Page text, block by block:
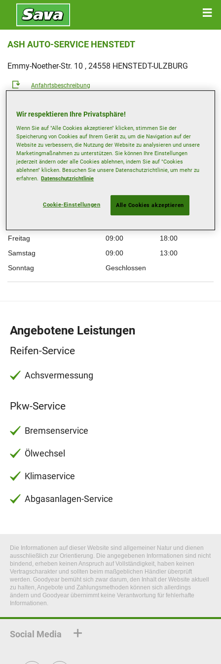
ASH AUTO-SERVICE HENSTEDT
Emmy-Noether-Str. 10 , 24558 HENSTEDT-ULZBURG
Anfahrtsbeschreibung
Telefonnummer anzeigen
info@auto-service-henstedt.de
Besuchen Sie die Website des Händlers
Öffnungszeiten
Montag
09:00
18:00
09:00
18:00
Freitag
09:00
18:00
Samstag
09:00
13:00
Sonntag
Geschlossen
Angebotene Leistungen
Reifen-Service
Achsvermessung
Pkw-Service
Bremsenservice
Ölwechsel
Klimaservice
Abgasanlagen-Service
Die Informationen auf dieser Website sind allgemeiner Natur und dienen
ausschließlich zur Orientierung. Die angegebenen Informationen sind nicht
bindend, erheben keinen Anspruch auf Vollständigkeit, haben keinen
Vertragscharakter und sollten beim maßgeblichen Händler überprüft
werden. Goodyear bemüht sich zwar darum, den Inhalt der Website aktuell
zu halten, Angebote und Zahlungsmethoden können sich allerdings
ändern und Goodyear übernimmt keine Verantwortung für fehlerhafte
Informationen.
Social Media
Wir respektieren Ihre Privatsphäre!
Wenn Sie auf "Alle Cookies akzeptieren" klicken, stimmen Sie der
Speicherung von Cookies auf Ihrem Gerät zu, um die Navigation auf der
Website zu verbessern, die Nutzung der Website zu analysieren und unsere
Marketingmaßnahmen zu unterstützen. Sie können Ihre Einstellungen
jederzeit ändern oder alle Cookies ablehnen, indem Sie auf "Cookies
ablehnen" klicken. Besuchen Sie unsere Datenschutzrichtlinie, um mehr zu
erfahren. Datenschutzrichtlinie
Cookie-Einstellungen Alle Cookies akzeptieren